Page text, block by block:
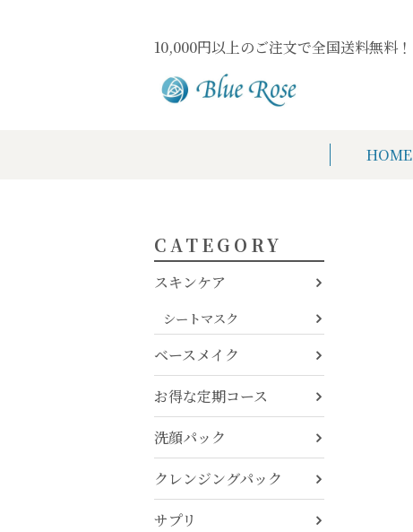
10,000円以上のご注文で全国送料無料！
HOME
CATEGORY
スキンケア
シートマスク
ベースメイク
お得な定期コース
洗顔パック
クレンジングパック
サプリ